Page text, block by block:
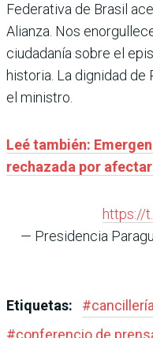
Federativa de Brasil
Alianza. Nos
ciudadanía sobre el
historia. La dignidad de
el ministro.
Leé también:
rechazada por
https://
— Presidencia
Etiquetas: #cancillería
#conferencio de